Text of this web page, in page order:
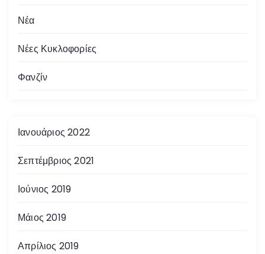
Νέα
Νέες Κυκλοφορίες
Φανζίν
Ιανουάριος 2022
Σεπτέμβριος 2021
Ιούνιος 2019
Μάιος 2019
Απρίλιος 2019